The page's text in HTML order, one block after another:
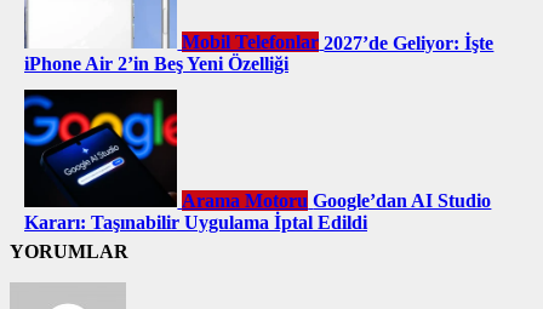
Mobil Telefonlar 2027’de Geliyor: İşte
iPhone Air 2’in Beş Yeni Özelliği
Arama Motoru Google’dan AI Studio
Kararı: Taşınabilir Uygulama İptal Edildi
YORUMLAR